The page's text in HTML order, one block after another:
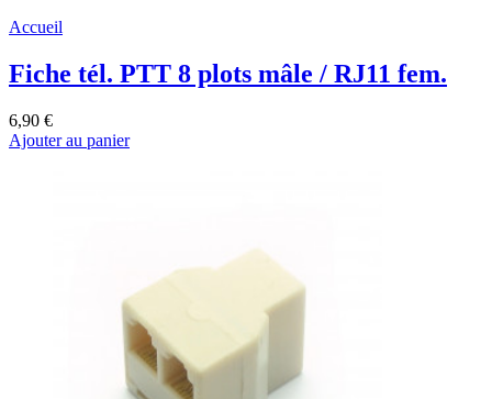
Accueil
Fiche tél. PTT 8 plots mâle / RJ11 fem.
6,90 €
Ajouter au panier